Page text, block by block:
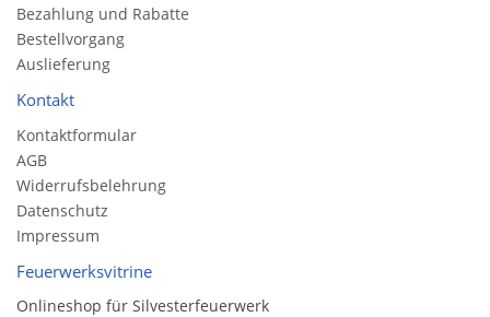
Bezahlung und Rabatte
Bestellvorgang
Auslieferung
Kontakt
Kontaktformular
AGB
Widerrufsbelehrung
Datenschutz
Impressum
Feuerwerksvitrine
Onlineshop für Silvesterfeuerwerk